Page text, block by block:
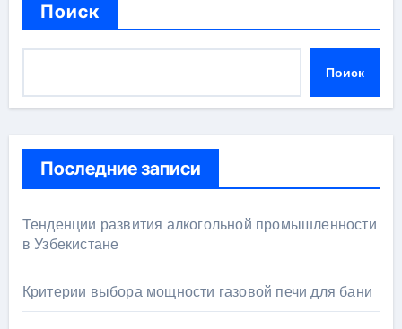
Поиск
Поиск
Последние записи
Тенденции развития алкогольной промышленности
в Узбекистане
Критерии выбора мощности газовой печи для бани